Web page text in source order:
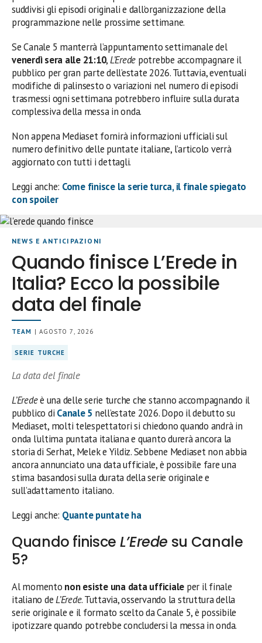
suddivisi gli episodi originali e dall’organizzazione della
programmazione nelle prossime settimane.
Se Canale 5 manterrà l’appuntamento settimanale del
venerdì sera alle 21:10,L’Erede potrebbe accompagnare il
pubblico per gran parte dell’estate 2026. Tuttavia, eventuali
modifiche di palinsesto o variazioni nel numero di episodi
trasmessi ogni settimana potrebbero influire sulla durata
complessiva della messa in onda.
Non appena Mediaset fornirà informazioni ufficiali sul
numero definitivo delle puntate italiane, l’articolo verrà
aggiornato con tutti i dettagli.
Leggi anche: Come finisce la serie turca, il finale spiegato
con spoiler
NEWS E ANTICIPAZIONI
Quando finisce L’Erede in
Italia? Ecco la possibile
data del finale
TEAM | AGOSTO 7, 2026
SERIE TURCHE
La data del finale
L’Eredeè una delle serie turche che stanno accompagnando il
pubblico di Canale 5 nell’estate 2026. Dopo il debutto su
Mediaset, molti telespettatori si chiedono quando andrà in
onda l’ultima puntata italiana e quanto durerà ancora la
storia di Serhat, Melek e Yildiz. Sebbene Mediaset non abbia
ancora annunciato una data ufficiale, è possibile fare una
stima basandosi sulla durata della serie originale e
sull’adattamento italiano.
Leggi anche: Quante puntate ha
Quando finisce L’Erede su Canale
5?
Al momento non esiste una data ufficiale per il finale
italiano deL’Erede. Tuttavia, osservando la struttura della
serie originale e il formato scelto da Canale 5, è possibile
ipotizzare quando potrebbe concludersi la messa in onda.